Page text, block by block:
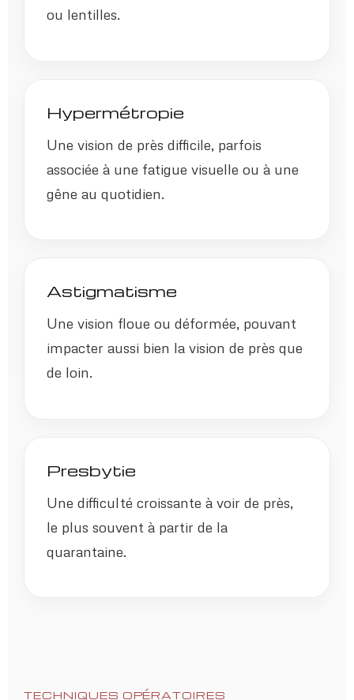
ou lentilles.
Hypermétropie
Une vision de près difficile, parfois
associée à une fatigue visuelle ou à une
gêne au quotidien.
Astigmatisme
Une vision floue ou déformée, pouvant
impacter aussi bien la vision de près que
de loin.
Presbytie
Une difficulté croissante à voir de près,
le plus souvent à partir de la
quarantaine.
TECHNIQUES OPÉRATOIRES